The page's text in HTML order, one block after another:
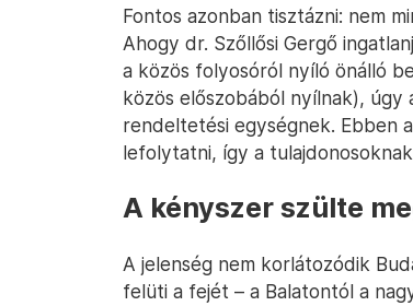
Fontos azonban tisztázni: nem
Ahogy dr. Szőllősi Gergő
a közös folyosóról nyíló önálló
közös előszobából nyílnak), úgy
rendeltetési egységnek. Ebben
lefolytatni, így a
A kényszer szülte
A jelenség nem korlátozódik
felüti a fejét – a Balatontól a